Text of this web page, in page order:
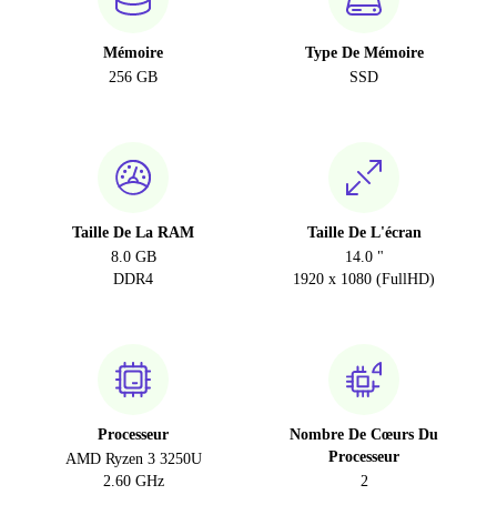
Mémoire
256 GB
Type De Mémoire
SSD
Taille De La RAM
8.0 GB
DDR4
Taille De L'écran
14.0 "
1920 x 1080 (FullHD)
Processeur
AMD Ryzen 3 3250U
2.60 GHz
Nombre De Cœurs Du
Processeur
2